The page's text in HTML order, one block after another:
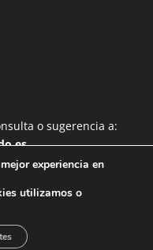
o sugerencia a:
SCP
experiencia en
utilizamos o